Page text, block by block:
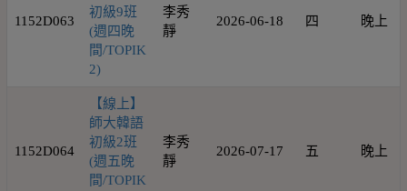
1152D063
初級9班
(週四晚
間/TOPIK
2)
李秀
靜
2026-06-18 四 晚上
1152D064
【線上】
師大韓語
初級2班
(週五晚
間/TOPIK
李秀
靜
2026-07-17 五 晚上